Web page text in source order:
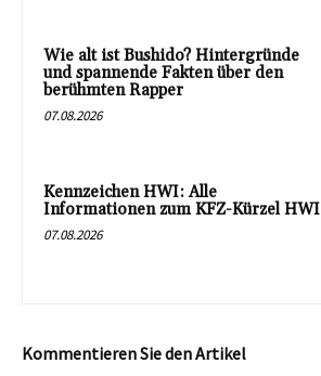
Wie alt ist Bushido? Hintergründe
und spannende Fakten über den
berühmten Rapper
07.08.2026
Kennzeichen HWI: Alle
Informationen zum KFZ-Kürzel HWI
07.08.2026
Kommentieren Sie den Artikel